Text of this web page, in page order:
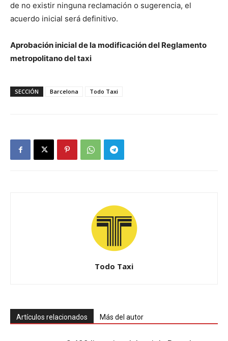
de no existir ninguna reclamación o sugerencia, el
acuerdo inicial será definitivo.
Aprobación inicial de la modificación del Reglamento
metropolitano del taxi
SECCIÓN Barcelona Todo Taxi
Todo Taxi
Artículos relacionados Más del autor